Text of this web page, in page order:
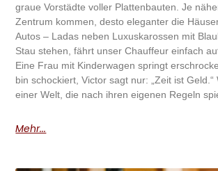
graue Vorstädte voller Plattenbauten. Je
Zentrum kommen, desto eleganter die
Autos – Ladas neben Luxuskarossen mit
Stau stehen, fährt unser Chauffeur einfach
Eine Frau mit Kinderwagen springt
bin schockiert, Victor sagt nur: „Zeit ist Geld.“
einer Welt, die nach ihren eigenen Regeln
Mehr...